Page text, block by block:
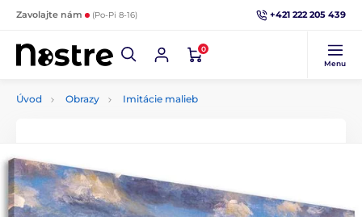
Zavolajte nám (Po-Pi 8-16) +421 222 205 439
0
Menu
Úvod Obrazy Imitácie malieb